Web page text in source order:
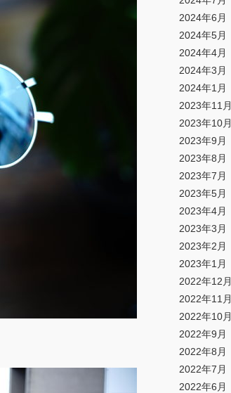
2024年6月
2024年5月
2024年4月
2024年3月
2024年1月
2023年11月
2023年10月
2023年9月
2023年8月
2023年7月
2023年5月
2023年4月
2023年3月
2023年2月
2023年1月
2022年12月
2022年11月
2022年10月
2022年9月
2022年8月
2022年7月
2022年6月